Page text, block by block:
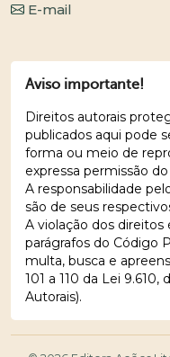
E-mail
Aviso importante!
Direitos autorais
publicados aqui pode
forma ou meio de
expressa permissão
A responsabilidade
são de seus
A violação dos
parágrafos do Código
multa, busca e
101 a 110 da Lei
Autorais).